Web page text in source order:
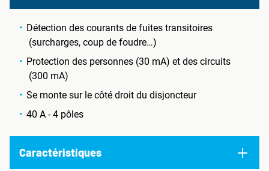
Détection des courants de fuites transitoires
(surcharges, coup de foudre…)
Protection des personnes (30 mA) et des circuits
(300 mA)
Se monte sur le côté droit du disjoncteur
40 A - 4 pôles
Caractéristiques